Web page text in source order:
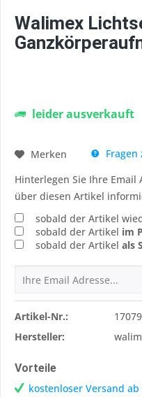
Walimex
leider ausverkauft
Merken
Fragen
Hinterlegen Sie Ihre Email
über diesen Artikel
sobald der Artikel
sobald der Artikel im
sobald der Artikel als
Artikel-Nr.:
17079
Hersteller:
Vorteile
kostenloser Versand ab